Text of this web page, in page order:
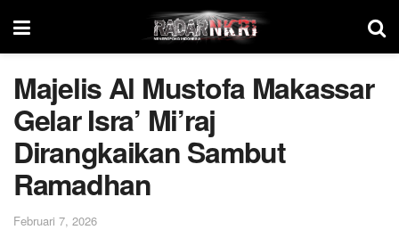
Majelis Al Mustofa Makassar
Gelar Isra’ Mi’raj
Dirangkaikan Sambut
Ramadhan
Februari 7, 2026